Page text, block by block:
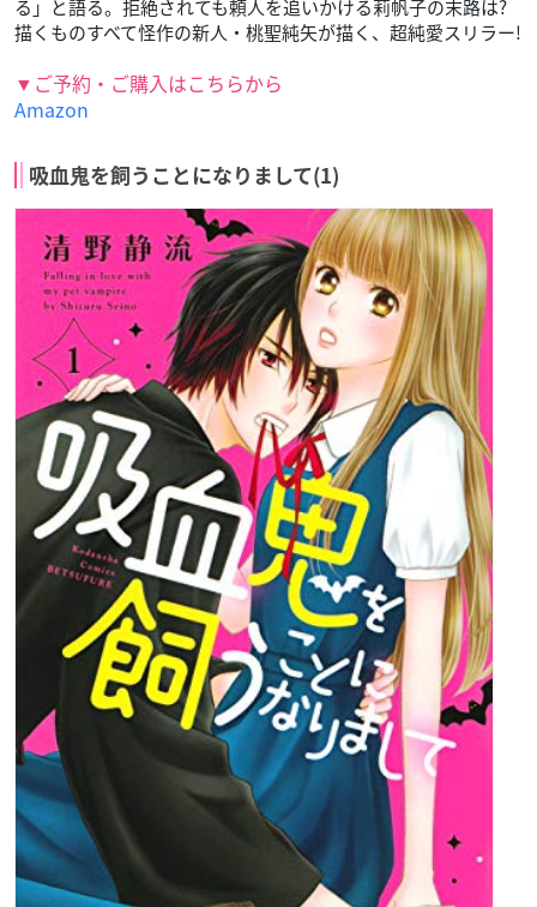
価格：715円(税込)
レーベル：モーニング KC
桃聖 純矢 (著)
見えてきた三十路。でも妥協はしたくない。王子様を待ちわび
る莉帆子の前に現れたのは、理想通りの青年・頼人。だが頼人
は「僕には殺人願望があるから、世間と接触を避けて生きてい
る」と語る。拒絶されても頼人を追いかける莉帆子の末路は?
描くものすべて怪作の新人・桃聖純矢が描く、超純愛スリラー!
▼ご予約・ご購入はこちらから
Amazon
吸血鬼を飼うことになりまして(1)